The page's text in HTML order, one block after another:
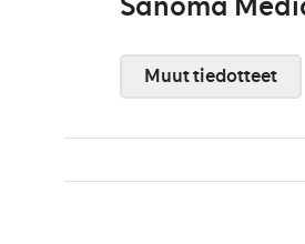
Muut tiedotteet